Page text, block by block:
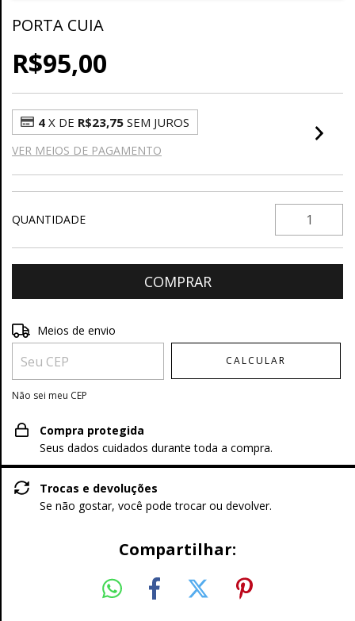
PORTA CUIA
R$95,00
4 X DE R$23,75 SEM JUROS
VER MEIOS DE PAGAMENTO
QUANTIDADE
Entregas para o CEP:
Meios de envio
CALCULAR
Não sei meu CEP
Compra protegida
Seus dados cuidados durante toda a compra.
Trocas e devoluções
Se não gostar, você pode trocar ou devolver.
Compartilhar: